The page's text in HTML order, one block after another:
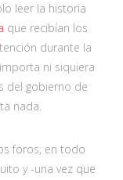
leer la historia
que recibían los
durante la
ni siquiera
del gobierno de
nada.
foros, en todo
y -una vez que